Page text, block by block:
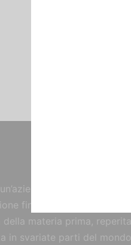
strutturata che
fin dall’origine, curando
della materia prima, reperita
in svariate parti del mondo